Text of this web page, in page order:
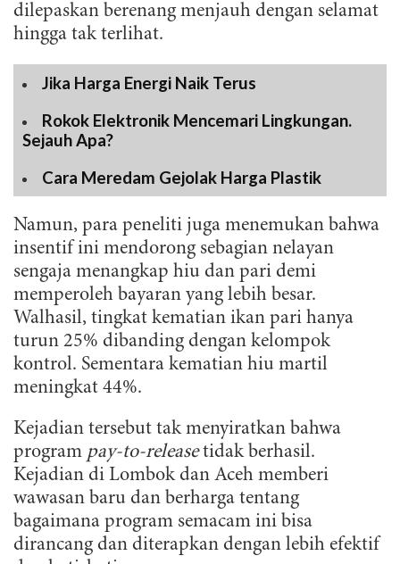
dilepaskan berenang menjauh dengan selamat
hingga tak terlihat.
Jika Harga Energi Naik Terus
Rokok Elektronik Mencemari Lingkungan.
Sejauh Apa?
Cara Meredam Gejolak Harga Plastik
Namun, para peneliti juga menemukan bahwa
insentif ini mendorong sebagian nelayan
sengaja menangkap hiu dan pari demi
memperoleh bayaran yang lebih besar.
Walhasil, tingkat kematian ikan pari hanya
turun 25% dibanding dengan kelompok
kontrol. Sementara kematian hiu martil
meningkat 44%.
Kejadian tersebut tak menyiratkan bahwa
program pay-to-releasetidak berhasil.
Kejadian di Lombok dan Aceh memberi
wawasan baru dan berharga tentang
bagaimana program semacam ini bisa
dirancang dan diterapkan dengan lebih efektif